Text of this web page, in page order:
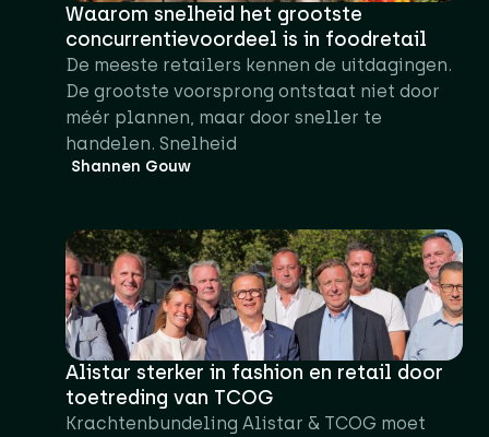
Waarom snelheid het grootste
concurrentievoordeel is in foodretail
De meeste retailers kennen de uitdagingen.
De grootste voorsprong ontstaat niet door
méér plannen, maar door sneller te
handelen. Snelheid
Shannen Gouw
Alistar sterker in fashion en retail door
toetreding van TCOG
Krachtenbundeling Alistar & TCOG moet